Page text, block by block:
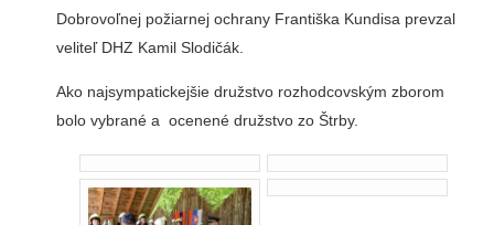
Dobrovoľnej požiarnej ochrany Františka Kundisa prevzal
veliteľ DHZ Kamil Slodičák.
Ako najsympatickejšie družstvo rozhodcovským zborom
bolo vybrané a ocenené družstvo zo Štrby.